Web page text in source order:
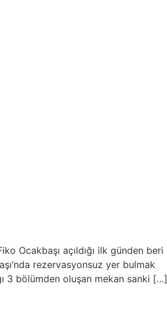
Ocakbaşı açıldığı ilk günden beri
rezervasyonsuz yer bulmak
3 bölümden oluşan mekan sanki […]